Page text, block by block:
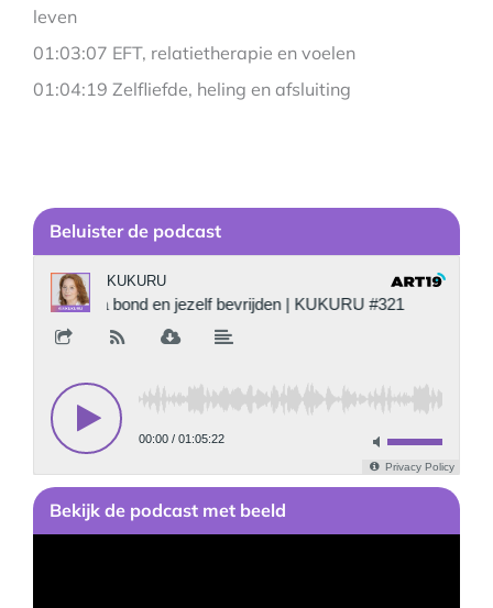
leven
01:03:07 EFT, relatietherapie en voelen
01:04:19 Zelfliefde, heling en afsluiting
Beluister de podcast
Bekijk de podcast met beeld